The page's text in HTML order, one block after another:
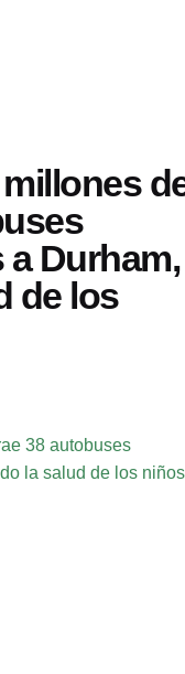
Durham,
de los
38 autobuses
la salud de los